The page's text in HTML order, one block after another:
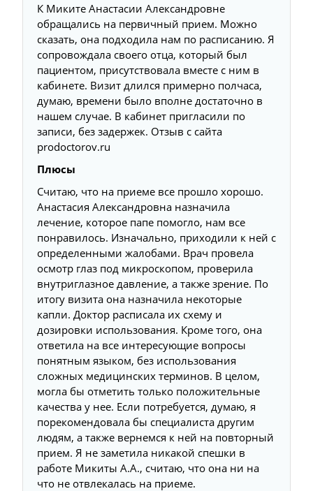
К Миките Анастасии Александровне
обращались на первичный прием. Можно
сказать, она подходила нам по расписанию. Я
сопровождала своего отца, который был
пациентом, присутствовала вместе с ним в
кабинете. Визит длился примерно полчаса,
думаю, времени было вполне достаточно в
нашем случае. В кабинет пригласили по
записи, без задержек. Отзыв с сайта
prodoctorov.ru
Плюсы
Считаю, что на приеме все прошло хорошо.
Анастасия Александровна назначила
лечение, которое папе помогло, нам все
понравилось. Изначально, приходили к ней с
определенными жалобами. Врач провела
осмотр глаз под микроскопом, проверила
внутриглазное давление, а также зрение. По
итогу визита она назначила некоторые
капли. Доктор расписала их схему и
дозировки использования. Кроме того, она
ответила на все интересующие вопросы
понятным языком, без использования
сложных медицинских терминов. В целом,
могла бы отметить только положительные
качества у нее. Если потребуется, думаю, я
порекомендовала бы специалиста другим
людям, а также вернемся к ней на повторный
прием. Я не заметила никакой спешки в
работе Микиты А.А., считаю, что она ни на
что не отвлекалась на приеме.